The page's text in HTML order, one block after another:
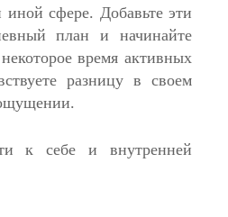
сфере. Добавьте эти
план и начинайте
время активных
разницу в своем
к себе и внутренней